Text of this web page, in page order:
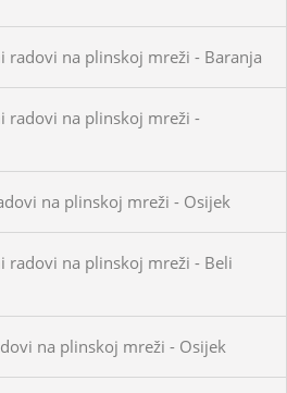
radovi na plinskoj mreži - Baranja
radovi na plinskoj mreži -
na plinskoj mreži - Osijek
radovi na plinskoj mreži - Beli
na plinskoj mreži - Osijek